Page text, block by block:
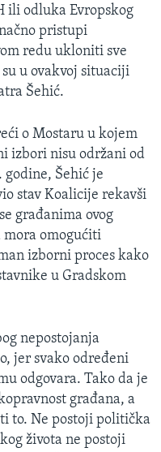
ili odluka Evropskog
pristupi
redu ukloniti sve
u ovakvoj situaciji
Šehić.
o Mostaru u kojem
izbori nisu održani od
godine, Šehić je
stav Koalicije rekavši
građanima ovog
mora omogućiti
izborni proces kako
u Gradskom
nepostojanja
jer svako određeni
odgovara. Tako da je
građana, a
to. Ne postoji politička
života ne postoji